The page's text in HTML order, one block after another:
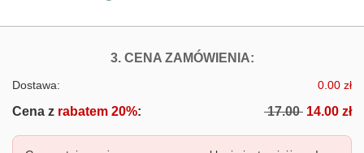
3. CENA ZAMÓWIENIA:FOTOTAPETY
Dostawa: 0.00 zł
Cena z rabatem 20%: 17.00 14.00 zł